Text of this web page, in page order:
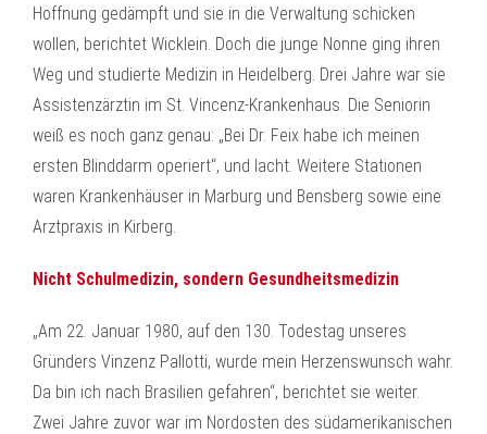
Hoffnung gedämpft und sie in die Verwaltung schicken
wollen, berichtet Wicklein. Doch die junge Nonne ging ihren
Weg und studierte Medizin in Heidelberg. Drei Jahre war sie
Assistenzärztin im St. Vincenz-Krankenhaus. Die Seniorin
weiß es noch ganz genau: „Bei Dr. Feix habe ich meinen
ersten Blinddarm operiert“, und lacht. Weitere Stationen
waren Krankenhäuser in Marburg und Bensberg sowie eine
Arztpraxis in Kirberg.
Nicht Schulmedizin, sondern Gesundheitsmedizin
„Am 22. Januar 1980, auf den 130. Todestag unseres
Gründers Vinzenz Pallotti, wurde mein Herzenswunsch wahr.
Da bin ich nach Brasilien gefahren“, berichtet sie weiter.
Zwei Jahre zuvor war im Nordosten des südamerikanischen